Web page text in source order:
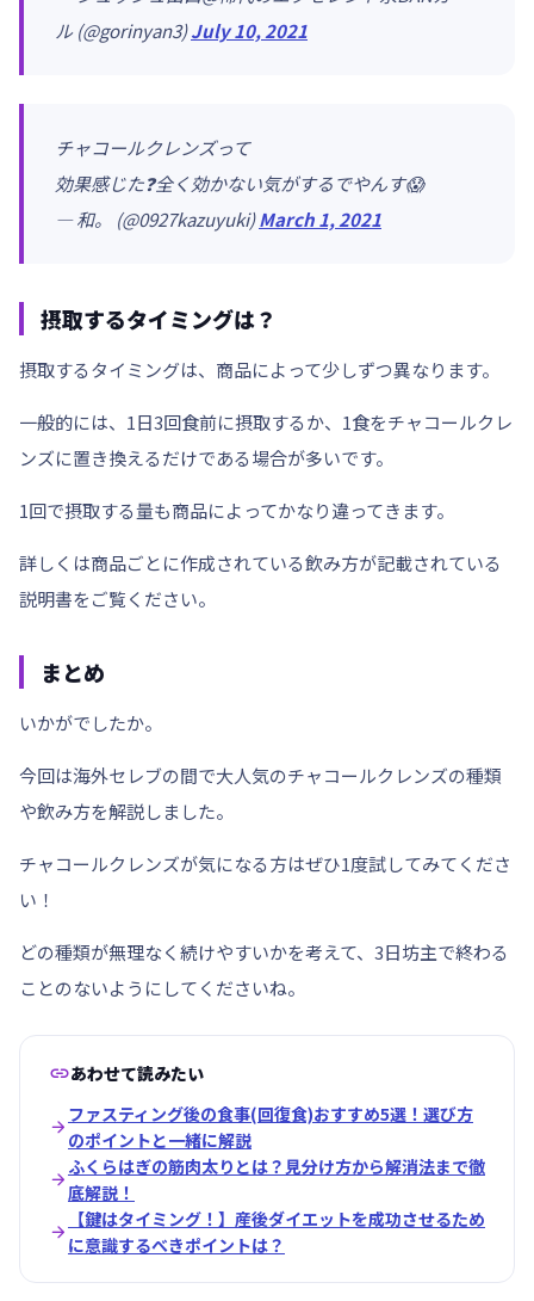
ル (@gorinyan3)July 10, 2021
チャコールクレンズって
効果感じた❓全く効かない気がするでやんす😱
— 和。 (@0927kazuyuki)March 1, 2021
摂取するタイミングは？
摂取するタイミングは、商品によって少しずつ異なります。
一般的には、 1日3回食前に摂取するか、1食をチャコールクレ
ンズに置き換えるだけである場合が多いです。
1回で摂取する量も商品によってかなり違ってきます。
詳しくは商品ごとに作成されている飲み方が記載されている
説明書をご覧ください。
まとめ
いかがでしたか。
今回は海外セレブの間で大人気のチャコールクレンズの種類
や飲み方を解説しました。
チャコールクレンズが気になる方はぜひ1度試してみてくださ
い！
どの種類が無理なく続けやすいかを考えて、3日坊主で終わる
ことのないようにしてくださいね。
あわせて読みたい

ファスティング後の食事(回復食)おすすめ5選！選び方
のポイントと一緒に解説

ふくらはぎの筋肉太りとは？見分け方から解消法まで徹
底解説！

【鍵はタイミング！】産後ダイエットを成功させるため
に意識するべきポイントは？